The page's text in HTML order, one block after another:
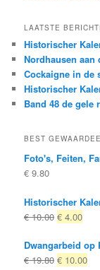
LAATSTE
Historischer
Nordhausen aan
Cockaigne in de
Historischer
Band 48 de gele
BEST
Foto's, Feiten,
€ 9.80
Historischer
€10.00
was:
€ 10.00
€ 4.00
is:
€
Dwangarbeid op
€19.80 € 10.00